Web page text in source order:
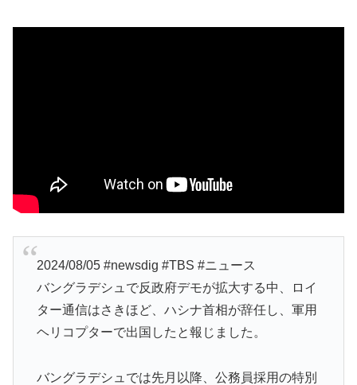
2024/08/05 #newsdig #TBS #ニュース
バングラデシュで反政府デモが拡大する中、ロイ
ター通信はさきほど、ハシナ首相が辞任し、軍用
ヘリコプターで出国したと報じました。
バングラデシュでは先月以降、公務員採用の特別